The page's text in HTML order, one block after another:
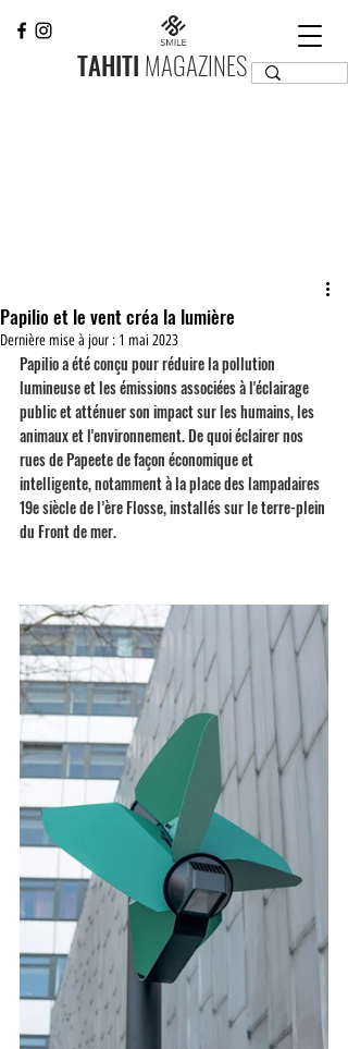
TAHITI MAGAZINES
Papilio et le vent créa la lumière
Dernière mise à jour : 1 mai 2023
Papilio a été conçu pour réduire la pollution
lumineuse et les émissions associées à l'éclairage
public et atténuer son impact sur les humains, les
animaux et l'environnement. De quoi éclairer nos
rues de Papeete de façon économique et
intelligente, notamment à la place des lampadaires
19e siècle de l’ère Flosse, installés sur le terre-plein
du Front de mer.